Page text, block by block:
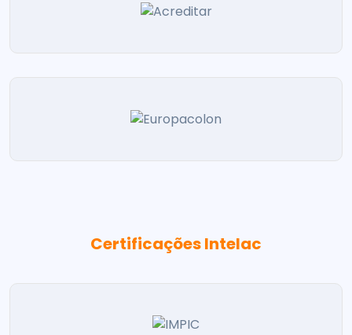
Certificações Intelac